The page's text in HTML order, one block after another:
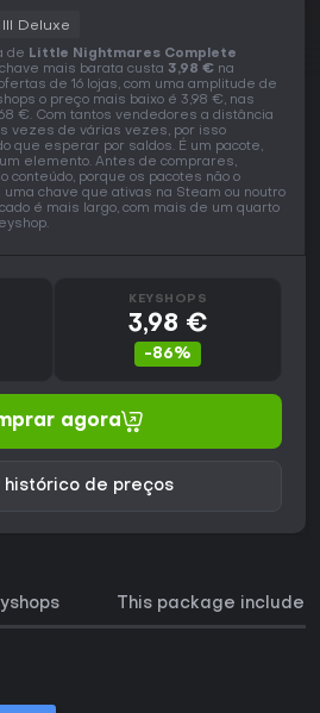
III Deluxe
de Little Nightmares Complete
mais barata custa 3,98 € na
de 16 lojas, com uma amplitude de
o preço mais baixo é 3,98 €, nas
€. Com tantos vendedores a distância
vezes de várias vezes, por isso
que esperar por saldos. É um pacote,
elemento. Antes de comprares,
conteúdo, porque os pacotes não o
uma chave que ativas na Steam ou noutro
é mais largo, com mais de um quarto
KEYSHOPS
3,98 €
-86%
agora
histórico de preços
This package includes